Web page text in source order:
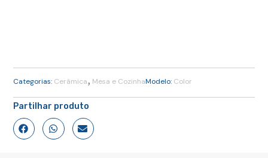
Categorias: Cerâmica, Mesa e CozinhaModelo: Color
Partilhar produto